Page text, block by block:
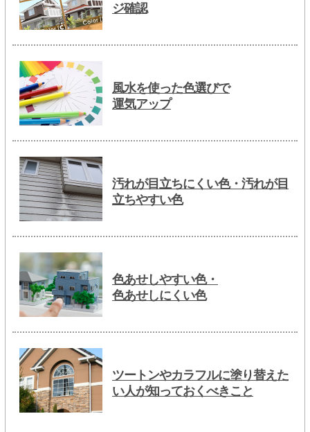
ジ確認
風水を使った色選びで
運気アップ
汚れが目立ちにくい色・汚れが目
立ちやすい色
色あせしやすい色・
色あせしにくい色
ツートンやカラフルに塗り替えた
い人が知っておくべきこと